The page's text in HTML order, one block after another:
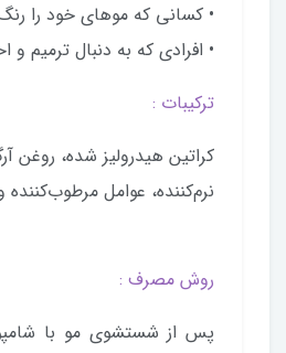
• کسانی که موهای خود را رنگ
• افرادی که به دنبال ترمیم
ترکیبات :
کراتین هیدرولیز شده، روغن
نرم‌کننده، عوامل
روش مصرف :
پس از شستشوی مو با